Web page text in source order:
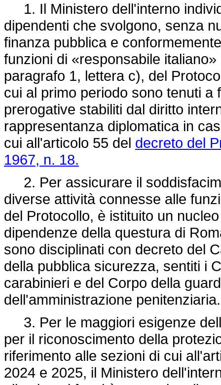
1. Il Ministero dell'interno
dipendenti che svolgono, senza
finanza pubblica e
funzioni di «responsabile
paragrafo 1, lettera c), del
cui al primo periodo sono tenuti
prerogative stabiliti dal diritto
rappresentanza diplomatica in
cui all'articolo 55 del decreto del
1967, n. 18.
2. Per assicurare il
diverse attività connesse alle
del Protocollo, è istituito un
dipendenze della questura di
sono disciplinati con decreto del
della pubblica sicurezza, sentiti i
carabinieri e del Corpo della
dell'amministrazione penitenziaria.
3. Per le maggiori esigenze
per il riconoscimento della
riferimento alle sezioni di cui
2024 e 2025, il Ministero